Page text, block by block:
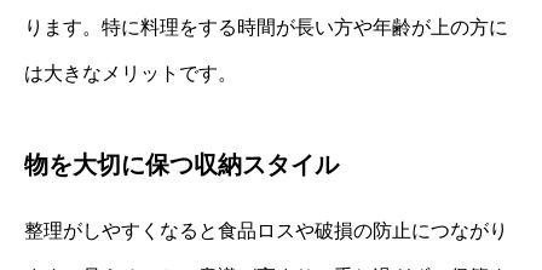
ります。特に料理をする時間が長い方や年齢が上の方に
は大きなメリットです。
物を大切に保つ収納スタイル
整理がしやすくなると食品ロスや破損の防止につながり